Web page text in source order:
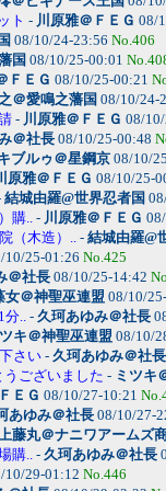
ト - 川原雅＠ＦＥＧ 08/
08/10/24-23:56 No.406
国 08/10/25-00:01
ＦＥＧ 08/10/25-00:21
＠愛鳴之藩国 08/10/24-
- 川原雅＠ＦＥＧ 08/
＠社長 08/10/25-00:48
ブルゥ＠星鋼京 08/10/
原雅＠ＦＥＧ 08/10/25-
結城由羅@世界忍者国
購.. - 川原雅＠ＦＥＧ
（木造）.. - 結城由羅@
10/25-01:26 No.425
＠社長 08/10/25-14:42
女＠神聖巫連盟 08/10/
分.. - 久珂あゆみ＠社長
キ＠神聖巫連盟 08/10/
さい - 久珂あゆみ＠社長
うございました - ミツキ
ＥＧ 08/10/27-10:21
あゆみ＠社長 08/10/27-
藤丸＠ナニワアームズ
購.. - 久珂あゆみ＠社長
10/29-01:12 No.446